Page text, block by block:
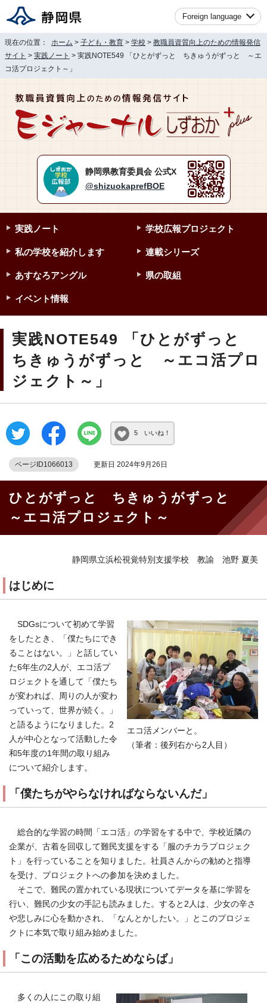
Foreign language
現在の位置： ホーム > 子ども・教育 > 学校 > 教職員資質向上のための情報発信
サイト > 実践ノート > 実践NOTE549 「ひとがずっと ちきゅうがずっと ～エ
コ活プロジェクト～」
静岡県教育委員会 公式X
@shizuokaprefBOE
実践ノート 学校広報プロジェクト
私の学校を紹介します 連載シリーズ
あすなろアングル 県の取組
イベント情報
実践NOTE549 「ひとがずっと
ちきゅうがずっと ～エコ活プロ
ジェクト～」
5 いいね！
ページID1066013 更新日 2024年9月26日
ひとがずっと ちきゅうがずっと
～エコ活プロジェクト～
静岡県立浜松視覚特別支援学校 教諭 池野 夏美
はじめに
エコ活メンバーと。
（筆者：後列右から2人目）
SDGsについて初めて学習
をしたとき、「僕たちにでき
ることはない。」と話してい
た6年生の2人が、エコ活プ
ロジェクトを通して「僕たち
が変われば、周りの人が変わ
っていって、世界が続く。」
と語るようになりました。2
人が中心となって活動した令
和5年度の1年間の取り組み
について紹介します。
「僕たちがやらなければならないんだ」
総合的な学習の時間「エコ活」の学習をする中で、学校近隣の
企業が、古着を回収して難民支援をする「服のチカラプロジェク
ト」を行っていることを知りました。社員さんからの勧めと指導
を受け、プロジェクトへの参加を決めました。
そこで、難民の置かれている現状についてデータを基に学習を
行い、難民の少女の手記も読みました。すると2人は、少女の辛さ
や悲しみに心を動かされ、「なんとかしたい。」とこのプロジェ
クトに本気で取り組み始めました。
「この活動を広めるためならば」
多くの人にこの取り組